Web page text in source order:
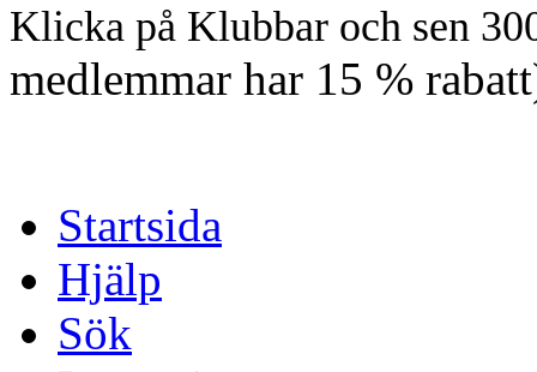
Klicka på Klubbar och sen
medlemmar har 15 %
Startsida
Hjälp
Sök